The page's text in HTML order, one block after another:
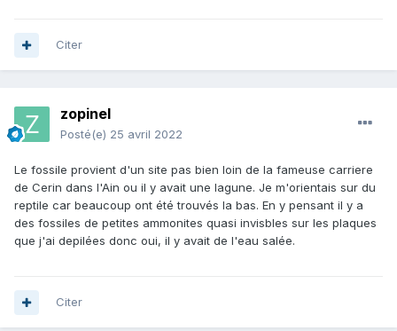
Citer
zopinel
Posté(e) 25 avril 2022
Le fossile provient d'un site pas bien loin de la fameuse carriere
de Cerin dans l'Ain ou il y avait une lagune. Je m'orientais sur du
reptile car beaucoup ont été trouvés la bas. En y pensant il y a
des fossiles de petites ammonites quasi invisbles sur les plaques
que j'ai depilées donc oui, il y avait de l'eau salée.
Citer